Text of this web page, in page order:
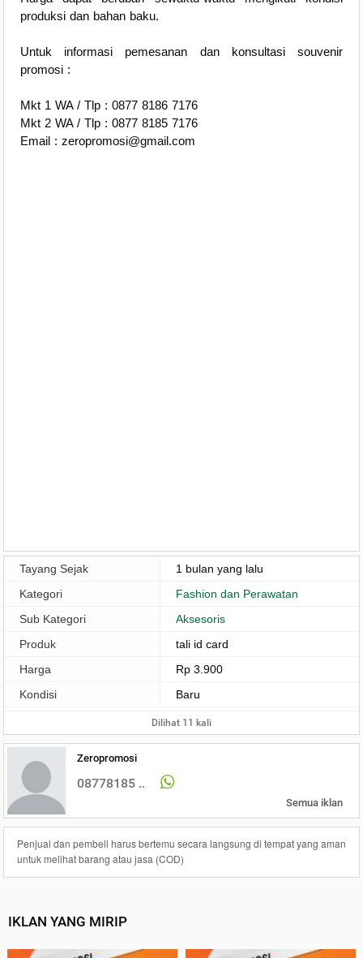
produksi dan bahan baku.
Untuk informasi pemesanan dan konsultasi souvenir
promosi :
Mkt 1 WA / Tlp : 0877 8186 7176
Mkt 2 WA / Tlp : 0877 8185 7176
Email : zeropromosi@gmail.com
Tayang Sejak
1 bulan yang lalu
Kategori
Fashion dan Perawatan
Sub Kategori
Aksesoris
Produk
tali id card
Harga
Rp 3.900
Kondisi
Baru
Dilihat 11 kali
Zeropromosi
08778185 ..
Semua iklan
Penjual dan pembeli harus bertemu secara langsung di tempat yang aman
untuk melihat barang atau jasa (COD)
IKLAN YANG MIRIP